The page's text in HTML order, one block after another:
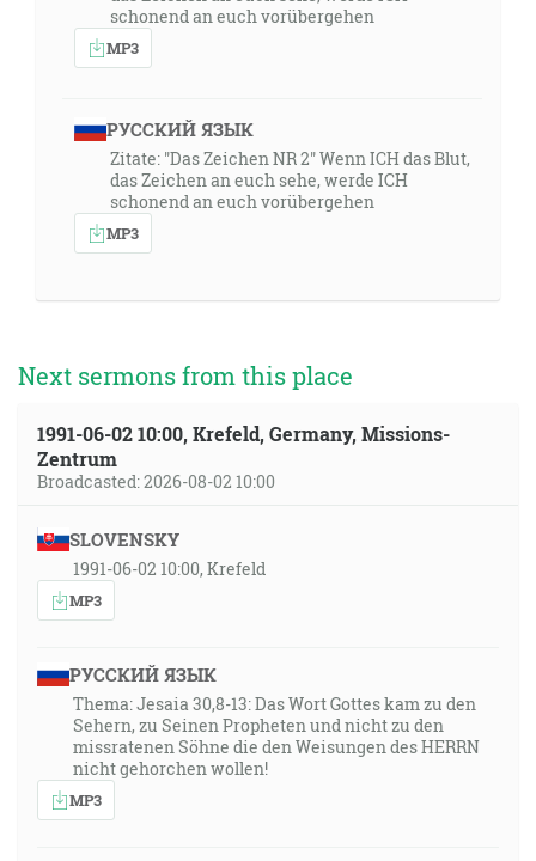
schonend an euch vorübergehen
MP3
РУССКИЙ ЯЗЫК
Zitate: "Das Zeichen NR 2" Wenn ICH das Blut,
das Zeichen an euch sehe, werde ICH
schonend an euch vorübergehen
MP3
Next sermons from this place
1991-06-02 10:00, Krefeld, Germany, Missions-
Zentrum
Broadcasted: 2026-08-02 10:00
SLOVENSKY
1991-06-02 10:00, Krefeld
MP3
РУССКИЙ ЯЗЫК
Thema: Jesaia 30,8-13: Das Wort Gottes kam zu den
Sehern, zu Seinen Propheten und nicht zu den
missratenen Söhne die den Weisungen des HERRN
nicht gehorchen wollen!
MP3